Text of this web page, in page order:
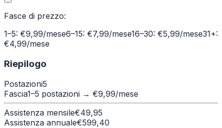
Fasce di prezzo:
1–5: €9,99/mese6–15: €7,99/mese16–30: €5,99/mese31+:
€4,99/mese
Riepilogo
Postazioni5
Fascia1–5 postazioni → €9,99/mese
Assistenza mensile€49,95
Assistenza annuale€599,40